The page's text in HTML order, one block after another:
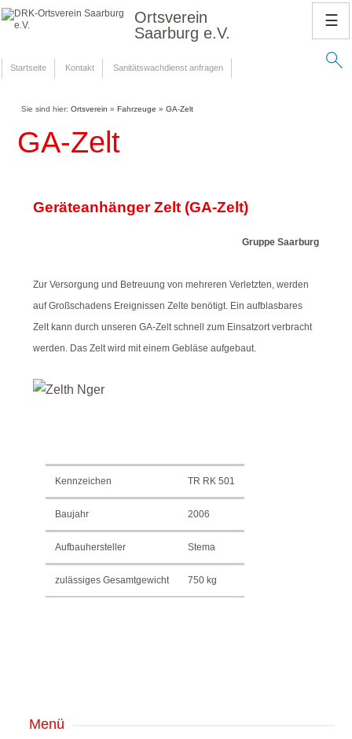
Ortsverein
Saarburg e.V.
Startseite Kontakt Sanitätswachdienst anfragen
☰
Sie sind hier:Ortsverein »Fahrzeuge »GA-Zelt
GA-Zelt
Geräteanhänger Zelt (GA-Zelt)
Gruppe Saarburg
Zur Versorgung und Betreuung von mehreren Verletzten, werden
auf Großschadens Ereignissen Zelte benötigt. Ein aufblasbares
Zelt kann durch unseren GA-Zelt schnell zum Einsatzort verbracht
werden. Das Zelt wird mit einem Gebläse aufgebaut.
Kennzeichen TR RK 501
Baujahr 2006
Aufbauhersteller Stema
zulässiges Gesamtgewicht 750 kg
Menü